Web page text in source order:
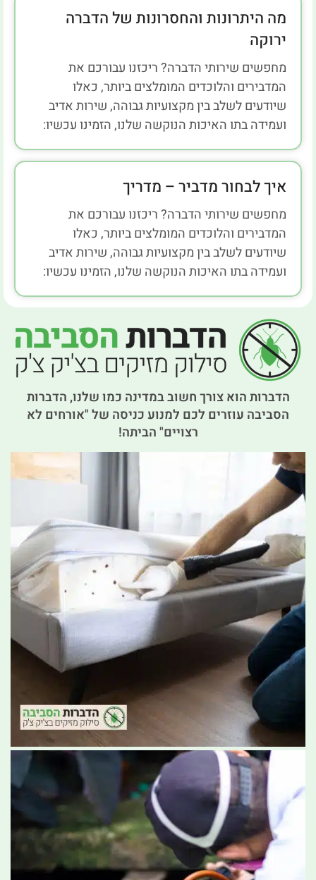
מה היתרונות והחסרונות של הדברה
ירוקה
מחפשים שירותי הדברה? ריכזנו עבורכם את
המדבירים והלוכדים המומלצים ביותר, כאלו
שיודעים לשלב בין מקצועיות גבוהה, שירות אדיב
ועמידה בתו האיכות הנוקשה שלנו, הזמינו עכשיו:
איך לבחור מדביר – מדריך
מחפשים שירותי הדברה? ריכזנו עבורכם את
המדבירים והלוכדים המומלצים ביותר, כאלו
שיודעים לשלב בין מקצועיות גבוהה, שירות אדיב
ועמידה בתו האיכות הנוקשה שלנו, הזמינו עכשיו:
הדברות הוא צורך חשוב במדינה כמו שלנו, הדברות
הסביבה עוזרים לכם למנוע כניסה של "אורחים לא
רצויים" הביתה!